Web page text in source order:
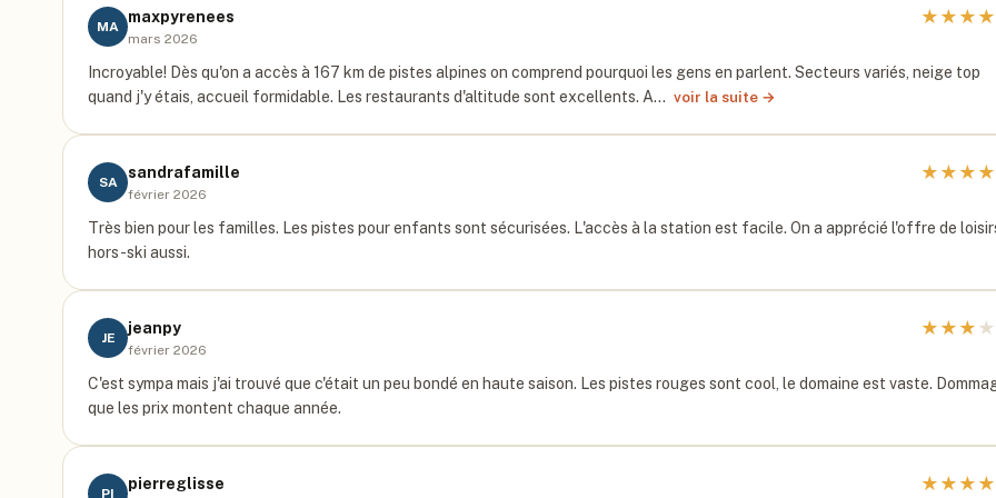
MA
maxpyrenees
mars 2026
★ ★ ★ ★
Incroyable! Dès qu'on a accès à 167 km de pistes alpines on comprend pourquoi les gens en parlent. Secteurs variés, neige top
quand j'y étais, accueil formidable. Les restaurants d'altitude sont excellents. A… voir la suite →
SA
sandrafamille
février 2026
★ ★ ★ ★
Très bien pour les familles. Les pistes pour enfants sont sécurisées. L'accès à la station est facile. On a apprécié l'offre de
hors-ski aussi.
JE
jeanpy
février 2026
★ ★ ★ ★
C'est sympa mais j'ai trouvé que c'était un peu bondé en haute saison. Les pistes rouges sont cool, le domaine est vaste.
que les prix montent chaque année.
PI
pierreglisse ★ ★ ★ ★